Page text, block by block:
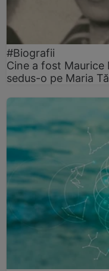
#Biografii
Cine a fost Maurice
sedus-o pe Maria